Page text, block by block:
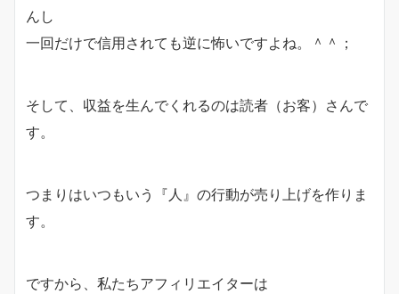
んし
一回だけで信用されても逆に怖いですよね。＾＾；
そして、収益を生んでくれるのは読者（お客）さんで
す。
つまりはいつもいう『人』の行動が売り上げを作りま
す。
ですから、私たちアフィリエイターは